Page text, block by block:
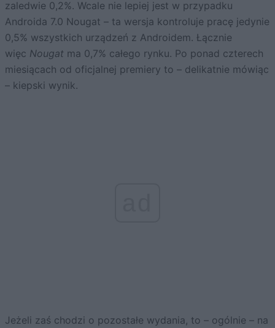
zaledwie 0,2%. Wcale nie lepiej jest w przypadku
Androida 7.0 Nougat – ta wersja kontroluje pracę jedynie
0,5% wszystkich urządzeń z Androidem. Łącznie
więc Nougat ma 0,7% całego rynku. Po ponad czterech
miesiącach od oficjalnej premiery to – delikatnie mówiąc
– kiepski wynik.
Jeżeli zaś chodzi o pozostałe wydania, to – ogólnie – na